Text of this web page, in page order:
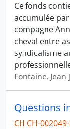
Ce fonds
accumulée par
compagne
cheval entre
syndicalisme
Fontaine,
Questions
CH CH-002049-